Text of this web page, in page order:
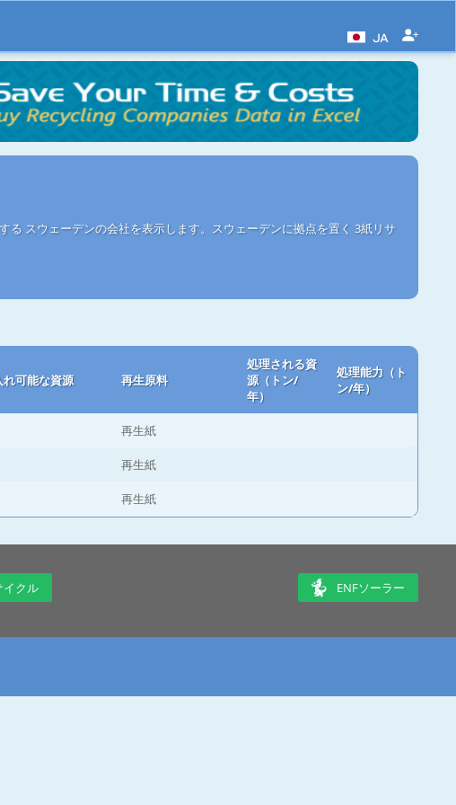
JA
スウェーデンの会社を表示します。スウェーデンに拠点を置く 3紙リサ
れ可能な資源 再生原料
処理される資
源（トン/
年）
処理能力（ト
ン/年）
再生紙
再生紙
再生紙
イクル ENFソーラー